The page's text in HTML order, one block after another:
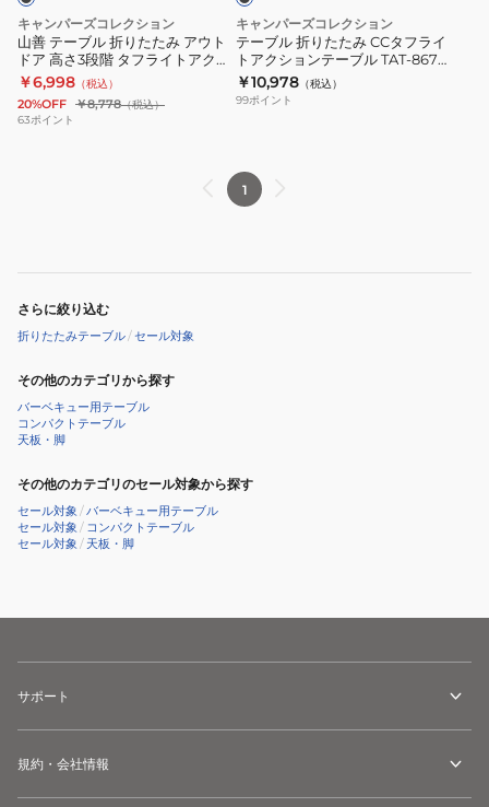
た
み
ア
ウ
ト
段
階
タ
ラ
イ
ト
ク
シ
ョ
ー
ル
TAT-
キャンパーズコレクション
山善 テーブル 折りたたみ アウト
ドア 高さ3段階 タフライトアクシ
ョンテーブル TAT-8640 MBK
￥6,998 （税込）
20%OFF ￥8,778（税込）
63ポイント
CC
タ
フ
ラ
ア
ク
ン
キャンパーズコレクション
テーブル 折りたたみ CCタフライ
トアクションテーブル TAT-8670
MBK
￥10,978 （税込）
99ポイント
1
さらに絞り込む
折りたたみテーブル/セール対象
その他のカテゴリから探す
バーベキュー用テーブル
コンパクトテーブル
天板・脚
その他のカテゴリのセール対象から探す
セール対象 /バーベキュー用テーブル
セール対象 / コンパクトテーブル
セール対象 / 天板・脚
サポート
規約・会社情報